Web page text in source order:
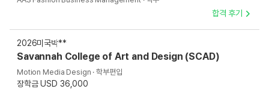
합격 후기
2026미국박**
Savannah College of Art and Design (SCAD)
Motion Media Design · 학부편입
장학금 USD 36,000